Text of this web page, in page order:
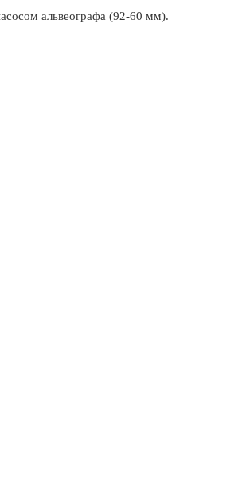
альвеографа (92-60 мм).